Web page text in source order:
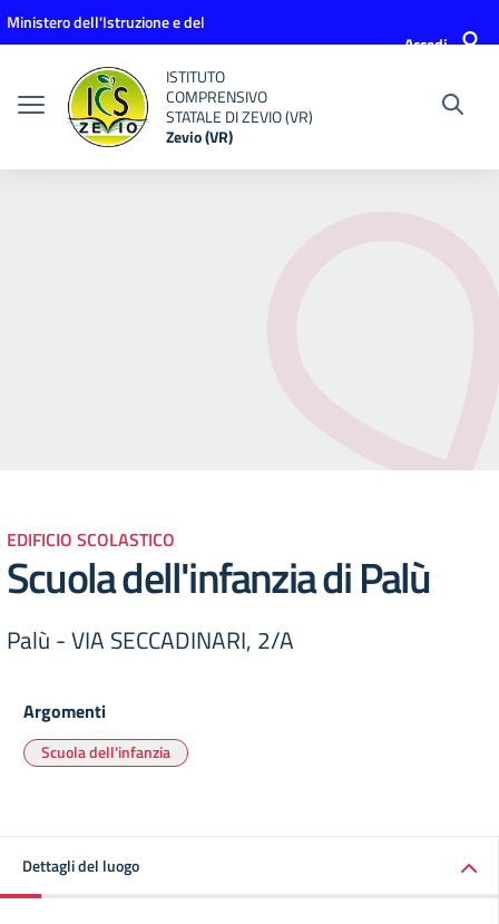
Vai ai contenuti
Vai al menu di navigazione
Vai al footer
Ministero dell'Istruzione e del
Accedi
ISTITUTO
COMPRENSIVO
STATALE DI ZEVIO (VR)
Zevio (VR)
EDIFICIO SCOLASTICO
Scuola dell'infanzia di Palù
Palù - VIA SECCADINARI, 2/A
Argomenti
Scuola dell'infanzia
Dettagli del luogo